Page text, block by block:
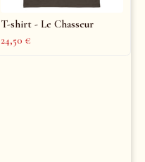
T-shirt - Le Chasseur
24,50 €